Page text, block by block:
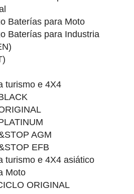
Baterías para Moto
Baterías para Industria
turismo e 4X4
AGM
EFB
turismo e 4X4 asiático
Moto
ORIGINAL